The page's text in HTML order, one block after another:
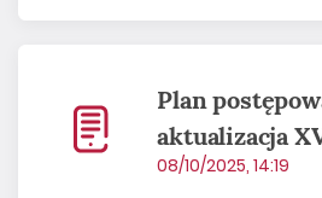
Plan
aktualizacja
08/10/2025, 14:19